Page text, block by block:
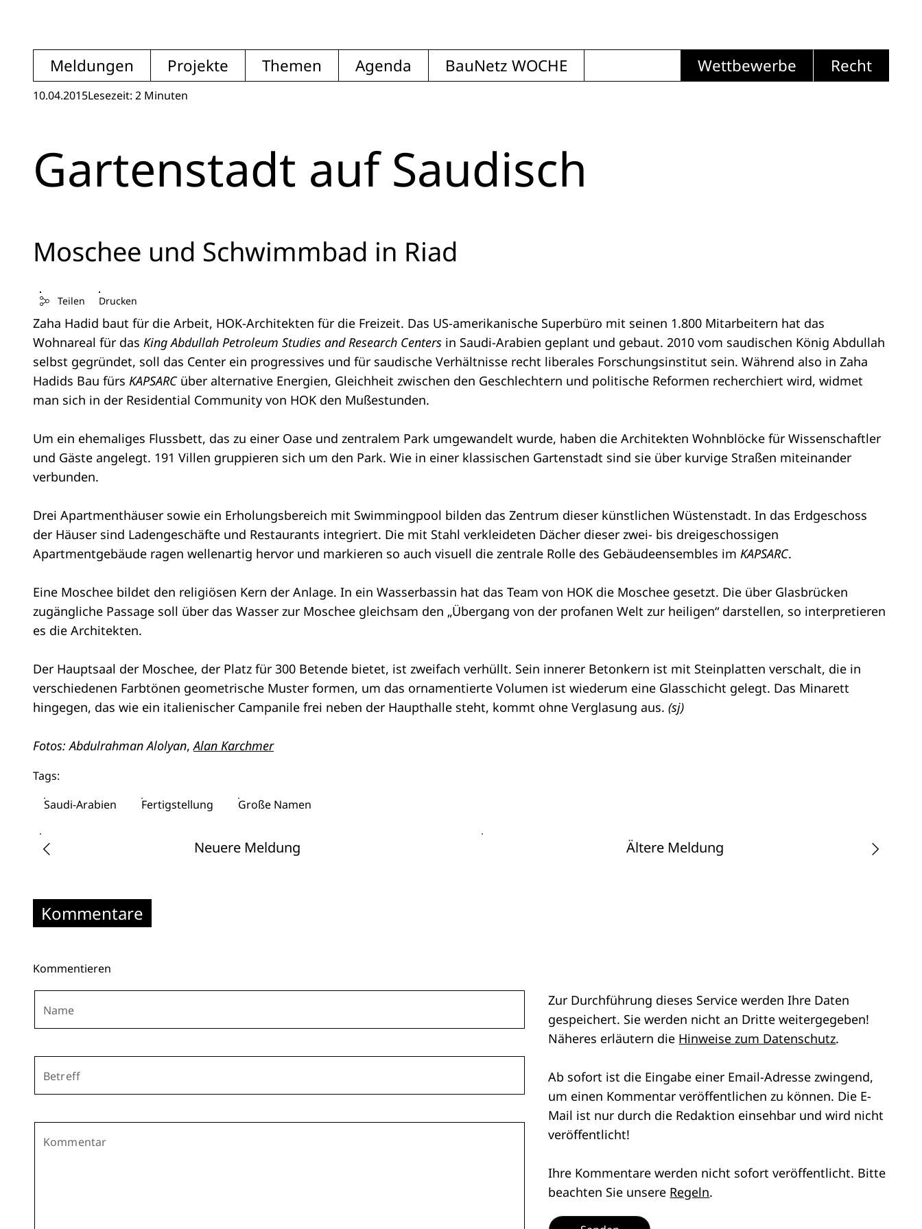
Meldungen Projekte Themen Agenda BauNetz WOCHE Wettbewerbe Recht
10.04.2015Lesezeit: 2 Minuten
Gartenstadt auf Saudisch
Moschee und Schwimmbad in Riad
Teilen Drucken
Zaha Hadid baut für die Arbeit, HOK-Architekten für die Freizeit. Das US-amerikanische Superbüro mit seinen 1.800 Mitarbeitern hat das
Wohnareal für das King Abdullah Petroleum Studies and Research Centers in Saudi-Arabien geplant und gebaut. 2010 vom saudischen König Abdullah
selbst gegründet, soll das Center ein progressives und für saudische Verhältnisse recht liberales Forschungsinstitut sein. Während also in Zaha
Hadids Bau fürs KAPSARCüber alternative Energien, Gleichheit zwischen den Geschlechtern und politische Reformen recherchiert wird, widmet
man sich in der Residential Community von HOK den Mußestunden.
Um ein ehemaliges Flussbett, das zu einer Oase und zentralem Park umgewandelt wurde, haben die Architekten Wohnblöcke für Wissenschaftler
und Gäste angelegt. 191 Villen gruppieren sich um den Park. Wie in einer klassischen Gartenstadt sind sie über kurvige Straßen miteinander
verbunden.
Drei Apartmenthäuser sowie ein Erholungsbereich mit Swimmingpool bilden das Zentrum dieser künstlichen Wüstenstadt. In das Erdgeschoss
der Häuser sind Ladengeschäfte und Restaurants integriert. Die mit Stahl verkleideten Dächer dieser zwei- bis dreigeschossigen
Apartmentgebäude ragen wellenartig hervor und markieren so auch visuell die zentrale Rolle des Gebäudeensembles im KAPSARC.
Eine Moschee bildet den religiösen Kern der Anlage. In ein Wasserbassin hat das Team von HOK die Moschee gesetzt. Die über Glasbrücken
zugängliche Passage soll über das Wasser zur Moschee gleichsam den „Übergang von der profanen Welt zur heiligen“ darstellen, so interpretieren
es die Architekten.
Der Hauptsaal der Moschee, der Platz für 300 Betende bietet, ist zweifach verhüllt. Sein innerer Betonkern ist mit Steinplatten verschalt, die in
verschiedenen Farbtönen geometrische Muster formen, um das ornamentierte Volumen ist wiederum eine Glasschicht gelegt. Das Minarett
hingegen, das wie ein italienischer Campanile frei neben der Haupthalle steht, kommt ohne Verglasung aus. (sj)
Fotos: Abdulrahman Alolyan,Alan Karchmer
Tags:
Saudi-Arabien
Fertigstellung Große Namen
Neuere Meldung Ältere Meldung
Kommentare
Kommentieren
Name
Betreff
Kommentar
Zur Durchführung dieses Service werden Ihre Daten
gespeichert. Sie werden nicht an Dritte weitergegeben!
Näheres erläutern die Hinweise zum Datenschutz.
Ab sofort ist die Eingabe einer Email-Adresse zwingend,
um einen Kommentar veröffentlichen zu können. Die E-
Mail ist nur durch die Redaktion einsehbar und wird nicht
veröffentlicht!
Ihre Kommentare werden nicht sofort veröffentlicht. Bitte
beachten Sie unsere Regeln.